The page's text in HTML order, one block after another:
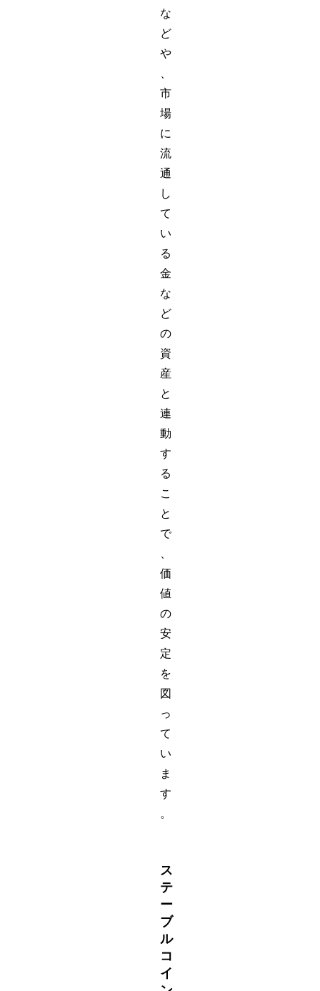
な
ど
や
市
場
に
流
通
し
て
い
る
金
な
ど
の
資
産
と
連
動
す
る
こ
と
で
価
値
の
安
定
を
図
っ
て
い
ま
す
。
ス
テ
ー
ブ
ル
コ
イ